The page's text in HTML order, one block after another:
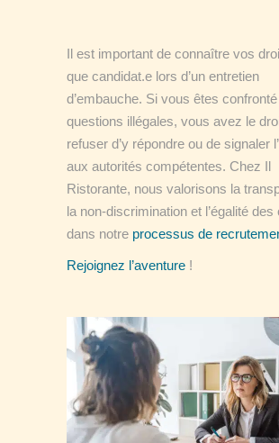
Il est important de connaître vos
que candidat.e lors d’un entretien
d’embauche. Si vous êtes
questions illégales, vous avez le
refuser d’y répondre ou de signaler
aux autorités compétentes. Chez Il
Ristorante, nous valorisons la
la non-discrimination et l’égalité
dans notre processus de
Rejoignez l’aventure !